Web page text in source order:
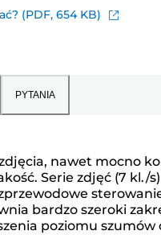
(PDF, 654 KB)
PYTANIA
nawet mocno
Serie zdjęć (7 kl./
bardzo szeroki
poziomu